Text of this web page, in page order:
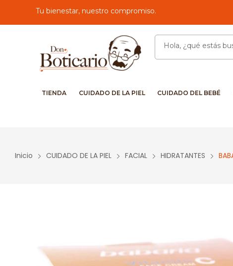
Tu bienestar, nuestro compromiso.
TIENDA CUIDADO DE LA PIEL CUIDADO DEL BEBÉ
Inicio CUIDADO DE LA PIEL FACIAL HIDRATANTES